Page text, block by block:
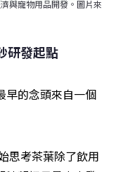
與寵物用品開發。圖片來
研發起點
早的念頭來自一個
思考茶葉除了飲用